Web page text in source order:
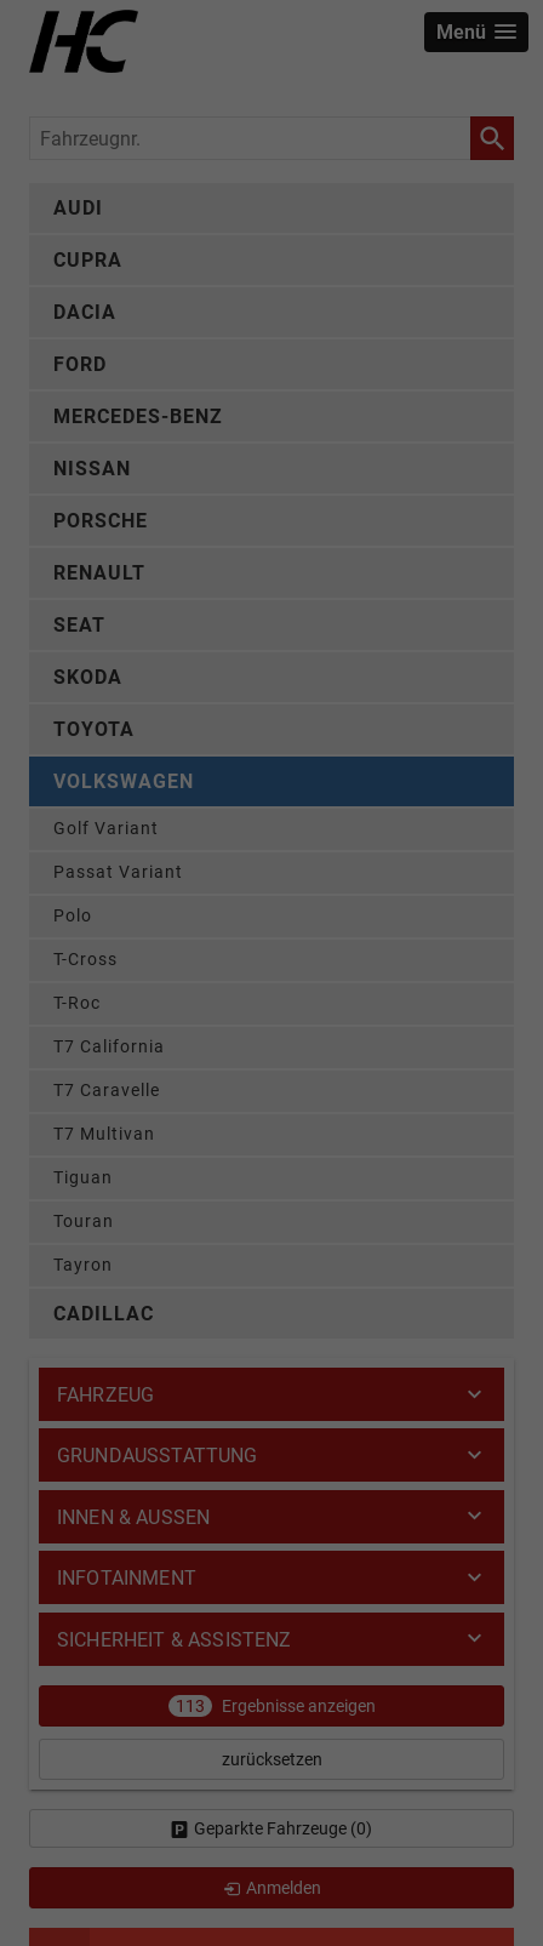
Menü
Fahrzeugnr.
AUDI
CUPRA
DACIA
FORD
MERCEDES-BENZ
NISSAN
PORSCHE
RENAULT
SEAT
SKODA
TOYOTA
VOLKSWAGEN
Golf Variant
Passat Variant
Polo
T-Cross
T-Roc
T7 California
T7 Caravelle
T7 Multivan
Tiguan
Touran
Tayron
CADILLAC
FAHRZEUG
GRUNDAUSSTATTUNG
INNEN & AUSSEN
INFOTAINMENT
SICHERHEIT & ASSISTENZ
113 Ergebnisse anzeigen
zurücksetzen
Geparkte Fahrzeuge (0)
Anmelden